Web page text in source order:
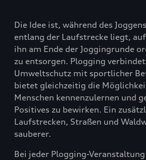
Die Idee ist, während des
entlang der Laufstrecke liegt,
ihn am Ende der Joggingrunde
zu entsorgen. Plogging
Umweltschutz mit sportlicher
bietet gleichzeitig die
Menschen kennenzulernen und
Positives zu bewirken. Ein
Laufstrecken, Straßen und
sauberer.
Bei jeder Plogging-